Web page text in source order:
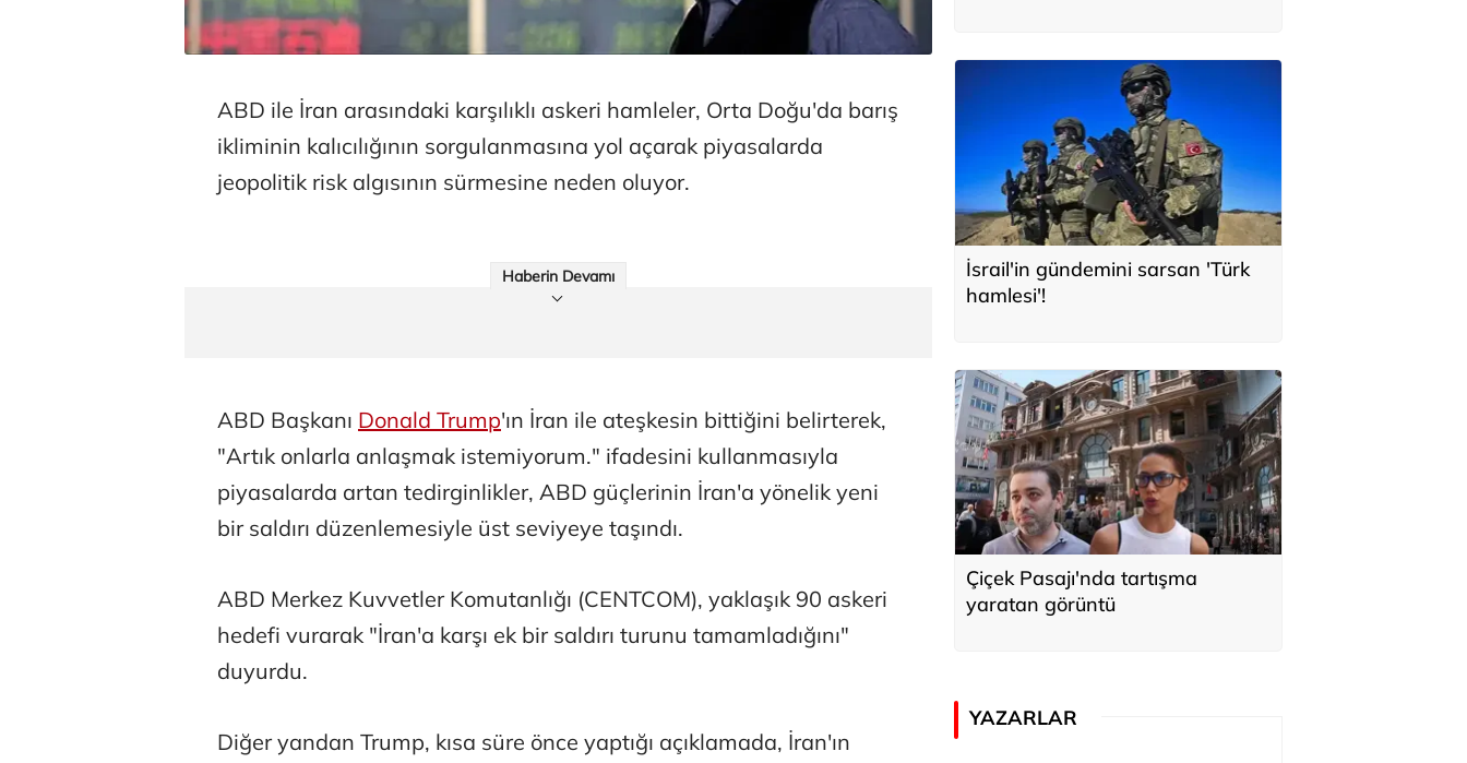
ABD ile İran arasındaki karşılıklı askeri hamleler, Orta Doğu'da barış
ikliminin kalıcılığının sorgulanmasına yol açarak piyasalarda
jeopolitik risk algısının sürmesine neden oluyor.
Haberin Devamı
ABD Başkanı Donald Trump'ın İran ile ateşkesin bittiğini belirterek,
"Artık onlarla anlaşmak istemiyorum." ifadesini kullanmasıyla
piyasalarda artan tedirginlikler, ABD güçlerinin İran'a yönelik yeni
bir saldırı düzenlemesiyle üst seviyeye taşındı.
ABD Merkez Kuvvetler Komutanlığı (CENTCOM), yaklaşık 90 askeri
hedefi vurarak "İran'a karşı ek bir saldırı turunu tamamladığını"
duyurdu.
Diğer yandan Trump, kısa süre önce yaptığı açıklamada, İran'ın
İsrail'in gündemini sarsan 'Türk
hamlesi'!
Çiçek Pasajı'nda tartışma
yaratan görüntü
YAZARLAR